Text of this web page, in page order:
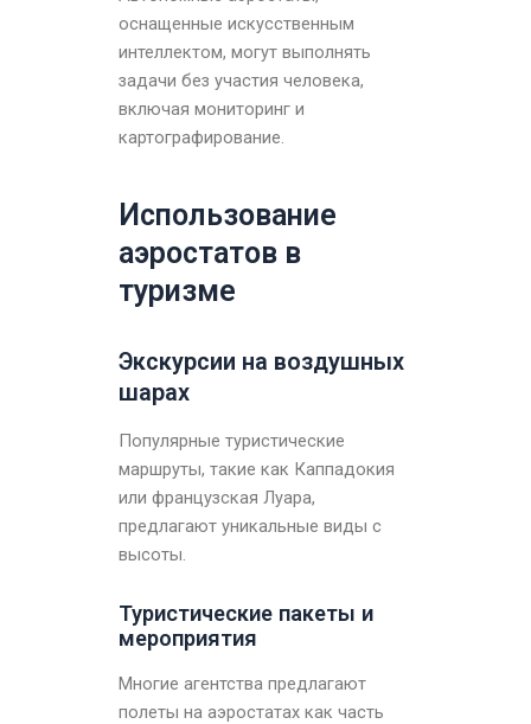
оснащенные искусственным
интеллектом, могут выполнять
задачи без участия человека,
включая мониторинг и
картографирование.
Использование
аэростатов в
туризме
Экскурсии на воздушных
шарах
Популярные туристические
маршруты, такие как Каппадокия
или французская Луара,
предлагают уникальные виды с
высоты.
Туристические пакеты и
мероприятия
Многие агентства предлагают
полеты на аэростатах как часть